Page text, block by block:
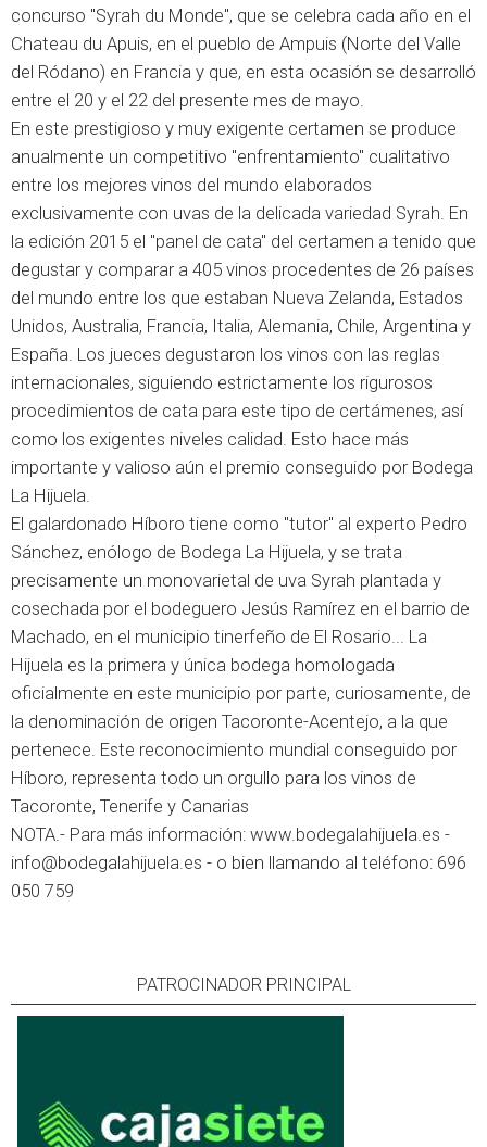
concurso "Syrah du Monde", que se celebra cada año en el
Chateau du Apuis, en el pueblo de Ampuis (Norte del Valle
del Ródano) en Francia y que, en esta ocasión se desarrolló
entre el 20 y el 22 del presente mes de mayo.
En este prestigioso y muy exigente certamen se produce
anualmente un competitivo "enfrentamiento" cualitativo
entre los mejores vinos del mundo elaborados
exclusivamente con uvas de la delicada variedad Syrah. En
la edición 2015 el "panel de cata" del certamen a tenido que
degustar y comparar a 405 vinos procedentes de 26 países
del mundo entre los que estaban Nueva Zelanda, Estados
Unidos, Australia, Francia, Italia, Alemania, Chile, Argentina y
España. Los jueces degustaron los vinos con las reglas
internacionales, siguiendo estrictamente los rigurosos
procedimientos de cata para este tipo de certámenes, así
como los exigentes niveles calidad. Esto hace más
importante y valioso aún el premio conseguido por Bodega
La Hijuela.
El galardonado Híboro tiene como "tutor" al experto Pedro
Sánchez, enólogo de Bodega La Hijuela, y se trata
precisamente un monovarietal de uva Syrah plantada y
cosechada por el bodeguero Jesús Ramírez en el barrio de
Machado, en el municipio tinerfeño de El Rosario... La
Hijuela es la primera y única bodega homologada
oficialmente en este municipio por parte, curiosamente, de
la denominación de origen Tacoronte-Acentejo, a la que
pertenece. Este reconocimiento mundial conseguido por
Híboro, representa todo un orgullo para los vinos de
Tacoronte, Tenerife y Canarias
NOTA.- Para más información: www.bodegalahijuela.es -
info@bodegalahijuela.es - o bien llamando al teléfono: 696
050 759
PATROCINADOR PRINCIPAL